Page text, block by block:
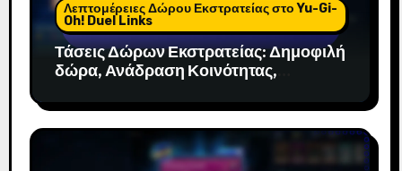
Λεπτομέρειες Δώρου Εκστρατείας στο Yu-Gi-
Oh! Duel Links
Τάσεις Δώρων Εκστρατείας: Δημοφιλή
δώρα, Ανάδραση Κοινότητας,